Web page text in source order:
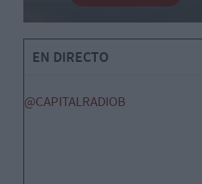
EN DIRECTO
@CAPITALRADIOB